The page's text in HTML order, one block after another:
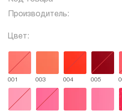
Производитель:
Цвет:
001 003 004 005